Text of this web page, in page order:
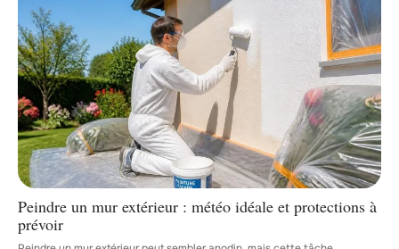
Peindre un mur extérieur : météo idéale et protections à
prévoir